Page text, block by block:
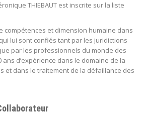
THIEBAUT est inscrite sur la liste
compétences et dimension humaine dans
lui sont confiés tant par les juridictions
par les professionnels du monde des
d’expérience dans le domaine de la
et dans le traitement de la défaillance des